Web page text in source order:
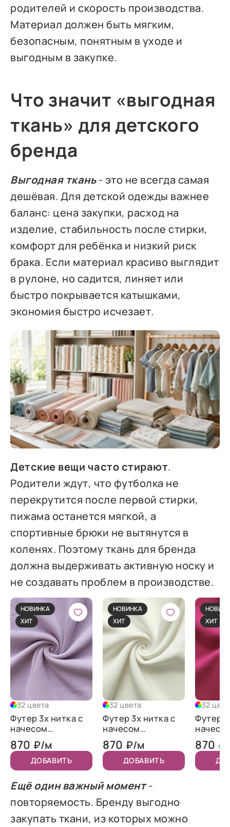
родителей и скорость производства.
Материал должен быть мягким,
безопасным, понятным в уходе и
выгодным в закупке.
Что значит «выгодная
ткань» для детского
бренда
Выгодная ткань- это не всегда самая
дешёвая. Для детской одежды важнее
баланс: цена закупки, расход на
изделие, стабильность после стирки,
комфорт для ребёнка и низкий риск
брака. Если материал красиво выглядит
в рулоне, но садится, линяет или
быстро покрывается катышками,
экономия быстро исчезает.
Детские вещи часто стирают.
Родители ждут, что футболка не
перекрутится после первой стирки,
пижама останется мягкой, а
спортивные брюки не вытянутся в
коленях. Поэтому ткань для бренда
должна выдерживать активную носку и
не создавать проблем в производстве.
НОВИНКА
ХИТ
32 цвета
Футер 3х нитка с
начесом
"Лаванда"
870 ₽/м
ДОБАВИТЬ
НОВИНКА
ХИТ
32 цвета
Футер 3х нитка с
начесом
"Молочный"
870 ₽/м
ДОБАВИТЬ
ХИТ
32
Футер
870
Ещё один важный момент-
повторяемость. Бренду выгодно
закупать ткани, из которых можно